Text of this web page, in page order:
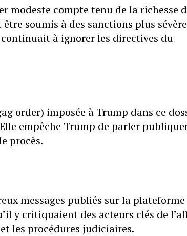
modeste compte tenu de la richesse
soumis à des sanctions plus
à ignorer les directives du
order) imposée à Trump dans ce
empêche Trump de parler
procès.
messages publiés sur la plateforme
y critiquaient des acteurs clés de
les procédures judiciaires.